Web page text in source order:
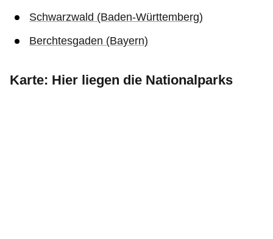
Schwarzwald (Baden-Württemberg)
Berchtesgaden (Bayern)
Karte: Hier liegen die Nationalparks